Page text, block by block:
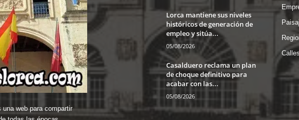
web para compartir
Lorca mantiene sus niveles
históricos de generación de
empleo y sitúa...
05/08/2026
Casalduero reclama un plan
de choque definitivo para
acabar con las...
05/08/2026